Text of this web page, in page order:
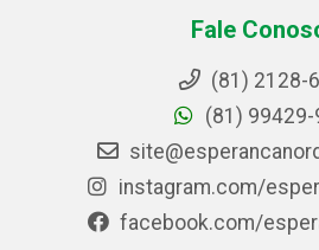
Fale
(81) 2128-
(81) 99429-
instagram.com/
facebook.com/